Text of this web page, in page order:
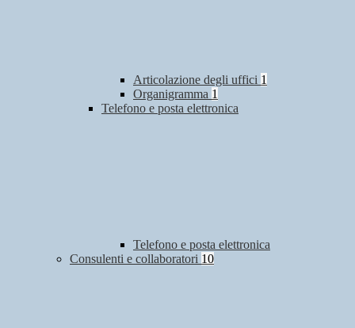
Articolazione degli uffici 1
Organigramma 1
Telefono e posta elettronica
Telefono e posta elettronica
Consulenti e collaboratori 10